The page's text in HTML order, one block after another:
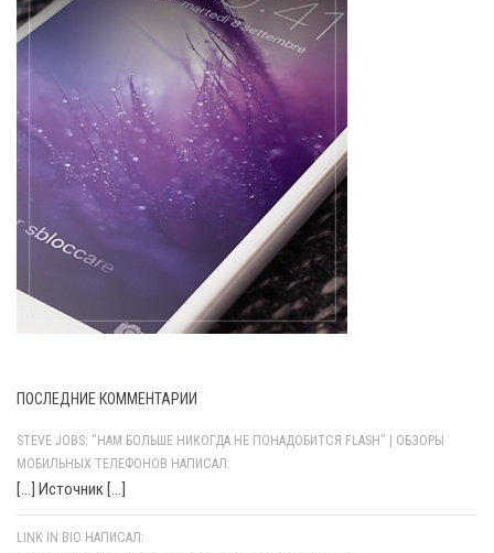
ПОСЛЕДНИЕ КОММЕНТАРИИ
STEVE JOBS: "НАМ БОЛЬШЕ НИКОГДА НЕ ПОНАДОБИТСЯ FLASH" | ОБЗОРЫ
МОБИЛЬНЫХ ТЕЛЕФОНОВ НАПИСАЛ:
[…] Источник […]
LINK IN BIO НАПИСАЛ: